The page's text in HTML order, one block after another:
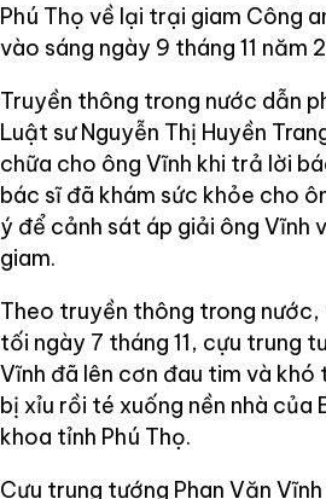
Phú Thọ về lại trại giam Công
vào sáng ngày 9 tháng 11 năm
Truyền thông trong nước dẫn
Luật sư Nguyễn Thị Huyền
chữa cho ông Vĩnh khi trả lời
bác sĩ đã khám sức khỏe cho
ý để cảnh sát áp giải ông Vĩnh
giam.
Theo truyền thông trong
tối ngày 7 tháng 11, cựu trung
Vĩnh đã lên cơn đau tim và khó
bị xỉu rồi té xuống nền nhà của
khoa tỉnh Phú Thọ.
Cựu trung tướng Phan Văn